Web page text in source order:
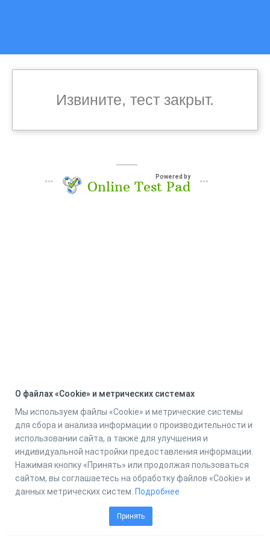
Извините, тест закрыт.
Powered by
Online Test Pad
О файлах «Cookie» и метрических системах
Мы используем файлы «Cookie» и метрические системы
для сбора и анализа информации о производительности и
использовании сайта, а также для улучшения и
индивидуальной настройки предоставления информации.
Нажимая кнопку «Принять» или продолжая пользоваться
сайтом, вы соглашаетесь на обработку файлов «Cookie» и
данных метрических систем. Подробнее
Принять